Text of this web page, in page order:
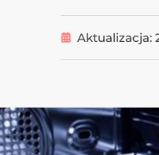
Aktualizacja: